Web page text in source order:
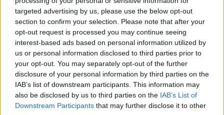
targeted advertising by us, please use the below opt-out
section to confirm your selection. Please note that after your
opt-out request is processed you may continue seeing
interest-based ads based on personal information utilized by
us or personal information disclosed to third parties prior to
your opt-out. You may separately opt-out of the further
disclosure of your personal information by third parties on the
IAB’s list of downstream participants. This information may
also be disclosed by us to third parties on the IAB’s List of
Downstream Participants that may further disclose it to other
„Neked is sikerülhet!” – Négy Szolnok megyei
sportoló a Szervátültetettek Világjátékán
2025.08.13. Fazekas Adrián
Augusztus 17–24.
között a németországi
Drezda lesz a
házigazdája a
Szervátültetettek XXV.